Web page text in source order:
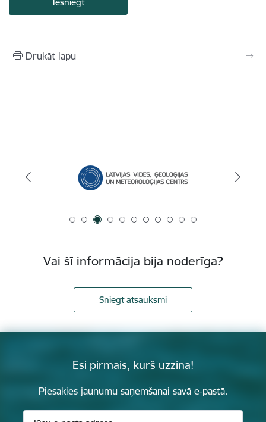
Drukāt lapu
Vai šī informācija bija noderīga?
Sniegt atsauksmi
Esi pirmais, kurš uzzina!
Piesakies jaunumu saņemšanai savā e-pastā.